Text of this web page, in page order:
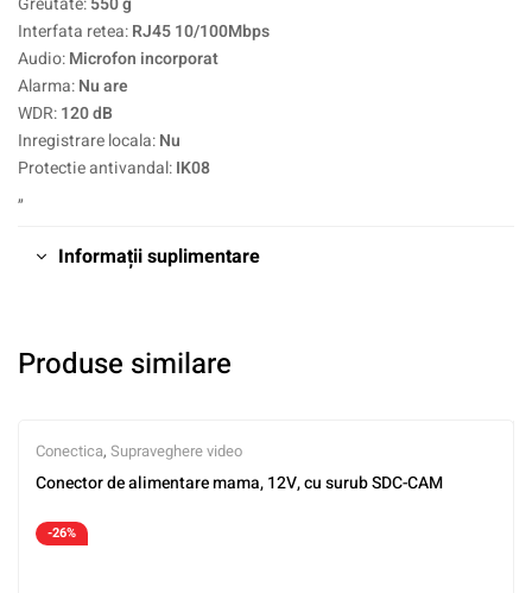
Interfata retea:RJ45 10/100Mbps
Audio:Microfon incorporat
Alarma:Nu are
WDR:120 dB
Inregistrare locala:Nu
Protectie antivandal:IK08
„
Informații suplimentare
Produse similare
Conectica, Supraveghere video
Conector de alimentare mama, 12V, cu surub SDC-CAM
-26%